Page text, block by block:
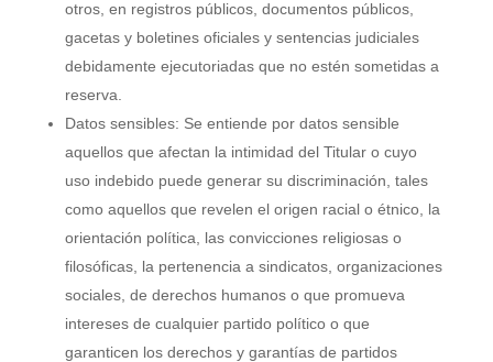
otros, en registros públicos, documentos públicos,
gacetas y boletines oficiales y sentencias judiciales
debidamente ejecutoriadas que no estén sometidas a
reserva.
Datos sensibles: Se entiende por datos sensible
aquellos que afectan la intimidad del Titular o cuyo
uso indebido puede generar su discriminación, tales
como aquellos que revelen el origen racial o étnico, la
orientación política, las convicciones religiosas o
filosóficas, la pertenencia a sindicatos, organizaciones
sociales, de derechos humanos o que promueva
intereses de cualquier partido político o que
garanticen los derechos y garantías de partidos